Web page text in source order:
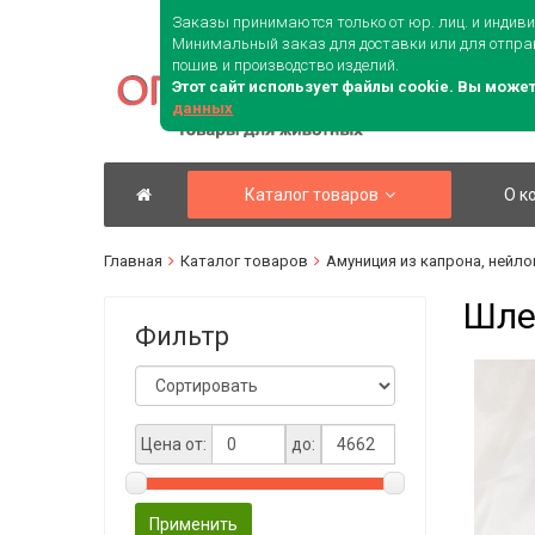
+7
Каталог товаров О
Главная Каталог товаров Амуниция из капрона,
Фильтр
Цена от: до:
Применить
Заказы принимаются только от юр. лиц. и
Минимальный заказ для доставки или для
пошив и производство изделий.
Этот сайт использует файлы cookie. Вы
данных